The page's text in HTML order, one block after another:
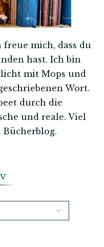
mich, dass du
hast. Ich bin
mit Mops und
Wort.
durch die
und reale. Viel
Bücherblog.